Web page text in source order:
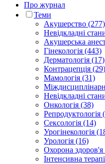
Про журнал
Теми
Акушерство (277)
Невідкладні
Акушерська
Гінекологія (443)
Дерматологія (17)
Контрацепція (29)
Мамологія (31)
Невідкладні
Онкологія (38)
Репродуктологія
Сексологія (14)
Урогінекологія
Урологія (16)
Охорона здоров'я
Інтенсивна